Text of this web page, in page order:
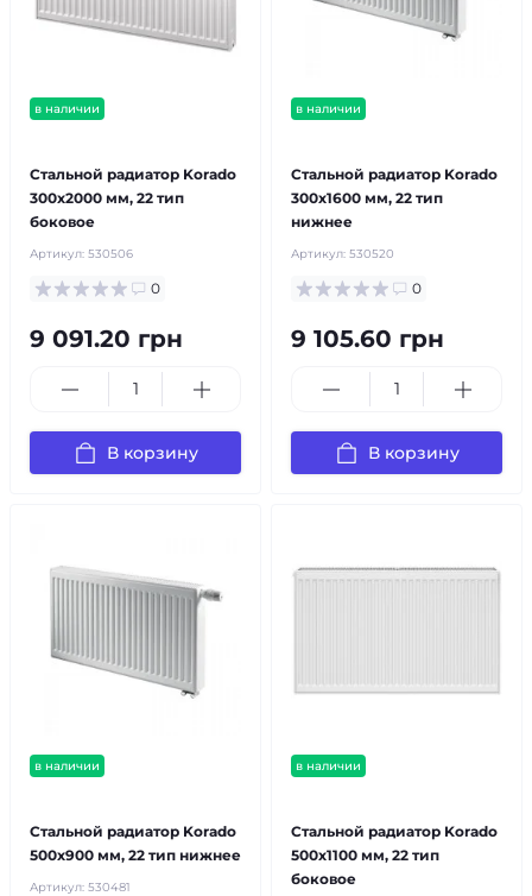
в наличии
Стальной радиатор Korado
300x2000 мм, 22 тип
боковое
Артикул: 530506
0
9 091.20 грн
В корзину
в наличии
Стальной радиатор Korado
300x1600 мм, 22 тип
нижнее
Артикул: 530520
0
9 105.60 грн
В корзину
в наличии
Стальной радиатор Korado
500x900 мм, 22 тип нижнее
Артикул: 530481
в наличии
Стальной радиатор Korado
500x1100 мм, 22 тип
боковое